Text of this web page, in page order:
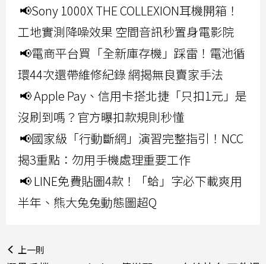
📢Sony 1000X THE COLLEXION耳機開箱！
工地實測降噪效果 空間音訊秒置身電影院
📢電商平台買「全新庫存機」踩雷！電池循
環44次還帶維修紀錄 網揭無良賣家手法
📢 Apple Pay、信用卡搭北捷「只扣1元」是
沒刷到嗎？官方曝扣款規則秒懂
📢國家級「行動斷網」演習完整指引！NCC
揭3重點：勿用手機處理重要工作
📢 LINE免費貼圖4款！「蛤」字必下載爽用
半年、熊大兔兔動態圖超Q
上一則